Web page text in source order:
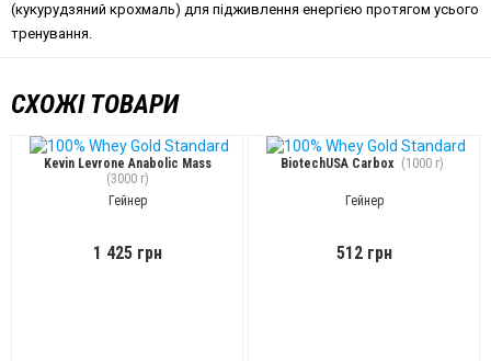
(кукурудзяний крохмаль) для підживлення енергією протягом усього
тренування.
СХОЖІ ТОВАРИ
Kevin Levrone Anabolic Mass
(3000 г)
Гейнер
1 425 грн
BiotechUSA Carbox (1000 г)
Гейнер
512 грн